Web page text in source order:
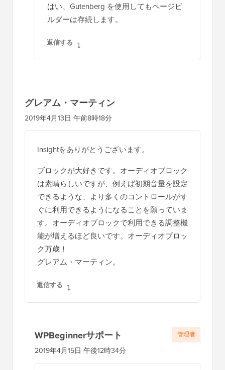
はい、Gutenberg を使用してもページビ
ルダーは存続します。
返信する
グレアム・マーティン
2019年4月13日 午前8時18分
Insightをありがとうございます。
ブロックが大好きです。オーディオブロック
は素晴らしいですが、例えば初期音量を設定
できるような、より多くのコントロールがす
ぐに利用できるようになることを願っていま
す。オーディオブロックで利用できる調整機
能が増えるほど良いです。オーディオブロッ
ク万歳！
グレアム・マーティン。
返信する
WPBeginnerサポート
2019年4月15日 午後12時34分
管理者